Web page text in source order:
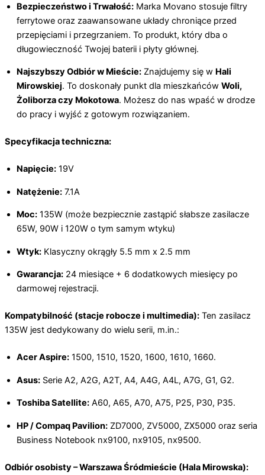
Bezpieczeństwo i Trwałość: Marka Movano stosuje filtry
ferrytowe oraz zaawansowane układy chroniące przed
przepięciami i przegrzaniem. To produkt, który dba o
długowieczność Twojej baterii i płyty głównej.
Najszybszy Odbiór w Mieście: Znajdujemy się w Hali
Mirowskiej. To doskonały punkt dla mieszkańców Woli,
Żoliborza czy Mokotowa. Możesz do nas wpaść w drodze
do pracy i wyjść z gotowym rozwiązaniem.
Specyfikacja techniczna:
Napięcie: 19V
Natężenie: 7.1A
Moc: 135W (może bezpiecznie zastąpić słabsze zasilacze
65W, 90W i 120W o tym samym wtyku)
Wtyk: Klasyczny okrągły 5.5 mm x 2.5 mm
Gwarancja: 24 miesiące + 6 dodatkowych miesięcy po
darmowej rejestracji.
Kompatybilność (stacje robocze i multimedia): Ten zasilacz
135W jest dedykowany do wielu serii, m.in.:
Acer Aspire: 1500, 1510, 1520, 1600, 1610, 1660.
Asus: Serie A2, A2G, A2T, A4, A4G, A4L, A7G, G1, G2.
Toshiba Satellite: A60, A65, A70, A75, P25, P30, P35.
HP / Compaq Pavilion: ZD7000, ZV5000, ZX5000 oraz seria
Business Notebook nx9100, nx9105, nx9500.
Odbiór osobisty – Warszawa Śródmieście (Hala Mirowska):